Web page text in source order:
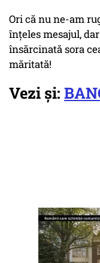
Ori că nu ne-am
înțeles mesajul,
însărcinată sora
măritată!
Vezi și: